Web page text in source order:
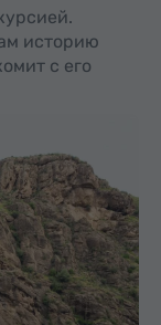
историю
с его